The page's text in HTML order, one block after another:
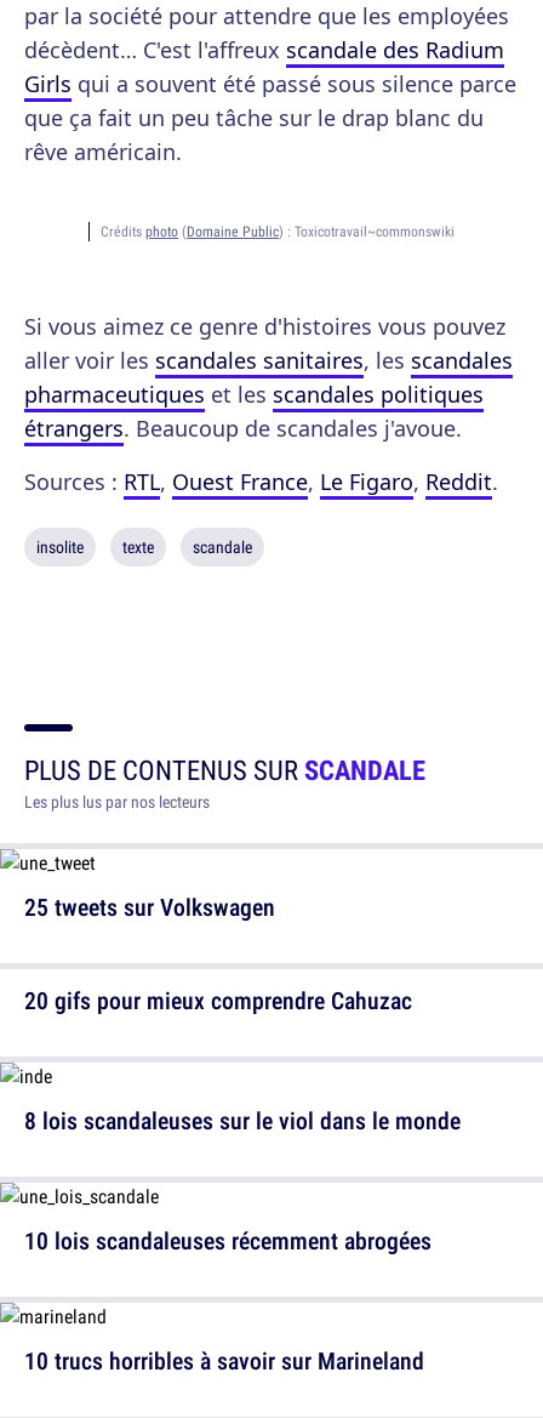
par la société pour attendre que les employées
décèdent… C'est l'affreux scandale des Radium
Girls qui a souvent été passé sous silence parce
que ça fait un peu tâche sur le drap blanc du
rêve américain.
Crédits photo (Domaine Public) : Toxicotravail~commonswiki
Si vous aimez ce genre d'histoires vous pouvez
aller voir les scandales sanitaires, les scandales
pharmaceutiques et les scandales politiques
étrangers. Beaucoup de scandales j'avoue.
Sources : RTL, Ouest France, Le Figaro, Reddit.
insolite texte scandale
PLUS DE CONTENUS SURSCANDALE
Les plus lus par nos lecteurs
25 tweets sur Volkswagen
8 lois scandaleuses sur le viol dans le monde
10 trucs horribles à savoir sur Marineland
20 gifs pour mieux comprendre Cahuzac
10 lois scandaleuses récemment abrogées